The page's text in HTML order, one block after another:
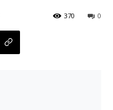
0
370